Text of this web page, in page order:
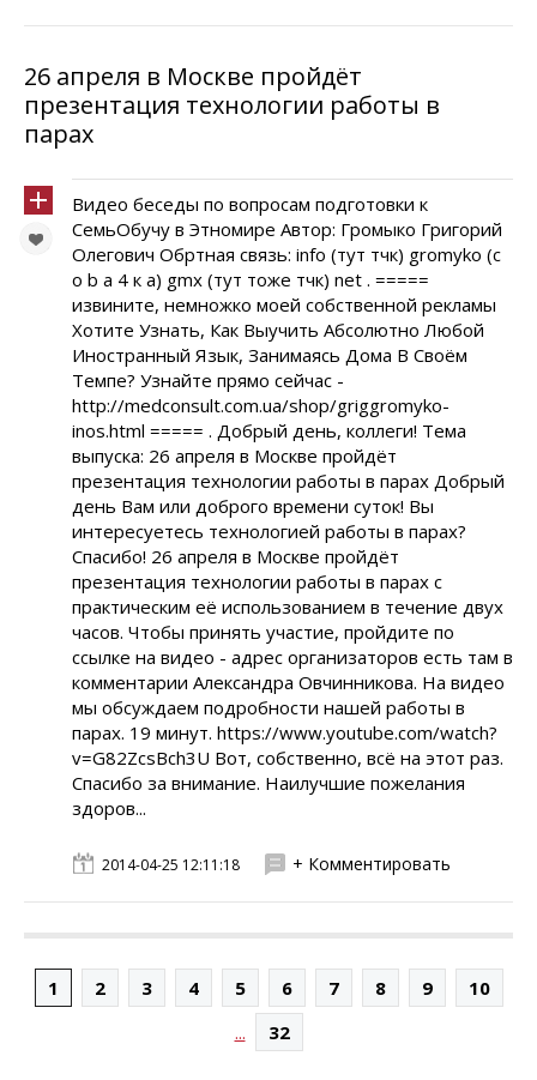
26 апреля в Москве пройдёт
презентация технологии работы в
парах
Видео беседы по вопросам подготовки к
СемьОбучу в Этномире Автор: Громыко Григорий
Олегович Обртная связь: info (тут тчк) gromyko (c
o b a 4 к а) gmx (тут тоже тчк) net . =====
извините, немножко моей собственной рекламы
Хотите Узнать, Как Выучить Абсолютно Любой
Иностранный Язык, Занимаясь Дома В Своём
Темпе? Узнайте прямо сейчас -
http://medconsult.com.ua/shop/griggromyko-
inos.html ===== . Добрый день, коллеги! Тема
выпуска: 26 апреля в Москве пройдёт
презентация технологии работы в парах Добрый
день Вам или доброго времени суток! Вы
интересуетесь технологией работы в парах?
Спасибо! 26 апреля в Москве пройдёт
презентация технологии работы в парах с
практическим её использованием в течение двух
часов. Чтобы принять участие, пройдите по
ссылке на видео - адрес организаторов есть там в
комментарии Александра Овчинникова. На видео
мы обсуждаем подробности нашей работы в
парах. 19 минут. https://www.youtube.com/watch?
v=G82ZcsBch3U Вот, собственно, всё на этот раз.
Спасибо за внимание. Наилучшие пожелания
здоров...
2014-04-25 12:11:18 + Комментировать
1 2 3 4 5 6 7 8 9
10
...
32